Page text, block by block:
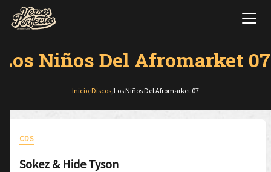
Los Niños Del Afromarket 07
Inicio Discos Los Niños Del Afromarket 07
CDS
Sokez & Hide Tyson